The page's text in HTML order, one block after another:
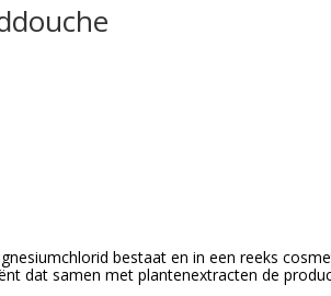
bestaat en in een reeks
dat samen met plantenextracten de